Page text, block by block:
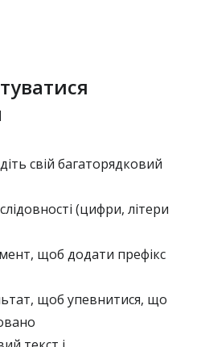
свій багато­рядковий
(цифри, літери
щоб додати префікс
щоб упевнитися, що